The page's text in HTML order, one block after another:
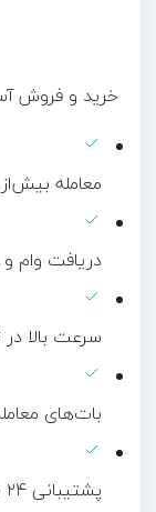
خرید و فروش
معامله بیش‌از ۳۰۰ کوین دیگر
دریافت وام و
سرعت بالا
بات‌های
پشتیبانی ۲۴ ساعته